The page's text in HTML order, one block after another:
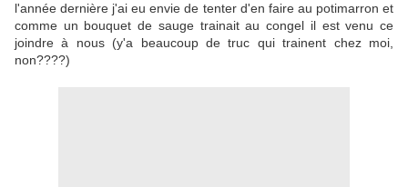
l'année dernière j'ai eu envie de tenter d'en faire au potimarron et
comme un bouquet de sauge trainait au congel il est venu ce
joindre à nous (y'a beaucoup de truc qui trainent chez moi,
non????)